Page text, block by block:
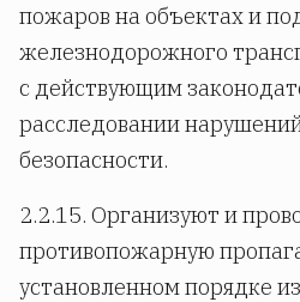
пожаров на объектах и
железнодорожного
с действующим
расследовании
безопасности.
2.2.15. Организуют и
противопожарную
установленном порядке